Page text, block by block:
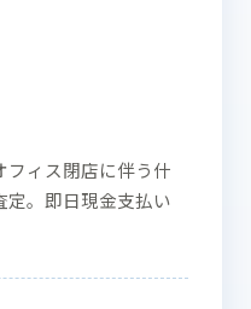
フィス閉店に伴う什
定。即日現金支払い